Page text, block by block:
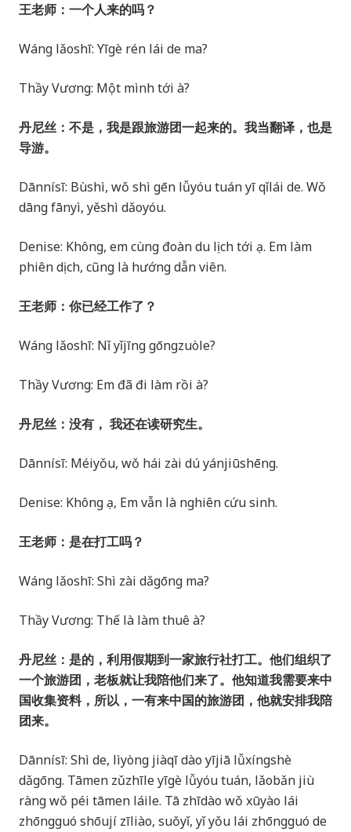
王老师：一个人来的吗？
Wáng lǎoshī: Yīgè rén lái de ma?
Thầy Vương: Một mình tới à?
丹尼丝：不是，我是跟旅游团一起来的。我当翻译，也是
导游。
Dānnísī: Bùshì, wǒ shì gēn lǚyóu tuán yī qǐlái de. Wǒ
dāng fānyì, yěshì dǎoyóu.
Denise: Không, em cùng đoàn du lịch tới ạ. Em làm
phiên dịch, cũng là hướng dẫn viên.
王老师：你已经工作了？
Wáng lǎoshī: Nǐ yǐjīng gōngzuòle?
Thầy Vương: Em đã đi làm rồi à?
丹尼丝：没有， 我还在读研究生。
Dānnísī: Méiyǒu, wǒ hái zài dú yánjiūshēng.
Denise: Không ạ, Em vẫn là nghiên cứu sinh.
王老师：是在打工吗？
Wáng lǎoshī: Shì zài dǎgōng ma?
Thầy Vương: Thế là làm thuê à?
丹尼丝：是的，利用假期到一家旅行社打工。他们组织了
一个旅游团，老板就让我陪他们来了。他知道我需要来中
国收集资料，所以，一有来中国的旅游团，他就安排我陪
团来。
Dānnísī: Shì de, lìyòng jiàqī dào yījiā lǚxíngshè
dǎgōng. Tāmen zǔzhīle yīgè lǚyóu tuán, lǎobǎn jiù
ràng wǒ péi tāmen láile. Tā zhīdào wǒ xūyào lái
zhōngguó shōují zīliào, suǒyǐ, yǐ yǒu lái zhōngguó de